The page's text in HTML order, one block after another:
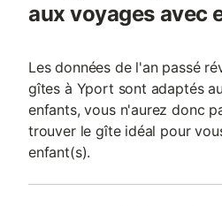
aux voyages avec
Les données de l'an passé
gîtes à Yport sont adaptés
enfants, vous n'aurez donc
trouver le gîte idéal pour
enfant(s).